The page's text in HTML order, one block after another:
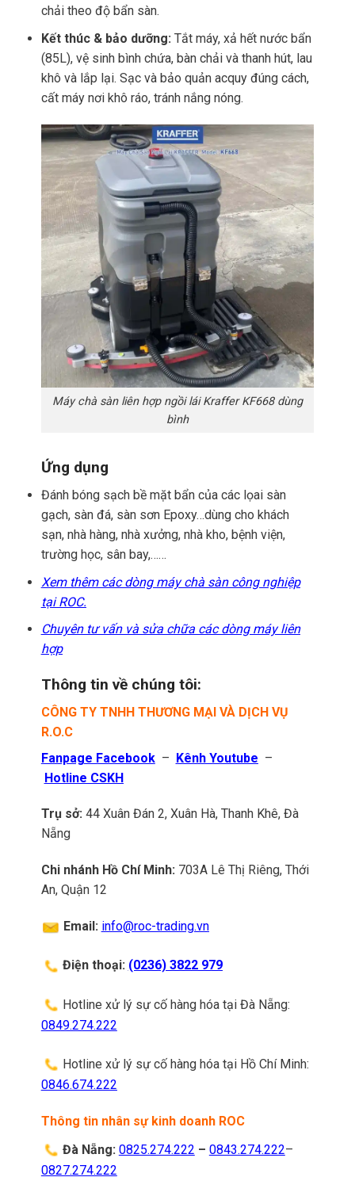
chải theo độ bẩn sàn.
Kết thúc & bảo dưỡng: Tắt máy, xả hết nước bẩn
(85L), vệ sinh bình chứa, bàn chải và thanh hút, lau
khô và lắp lại. Sạc và bảo quản acquy đúng cách,
cất máy nơi khô ráo, tránh nắng nóng.
Máy chà sàn liên hợp ngồi lái Kraffer KF668 dùng
bình
Ứng dụng
Đánh bóng sạch bề mặt bẩn của các lọai sàn
gạch, sàn đá, sàn sơn Epoxy…dùng cho khách
sạn, nhà hàng, nhà xưởng, nhà kho, bệnh viện,
trường học, sân bay,……
Xem thêm các dòng máy chà sàn công nghiệp
tại ROC.
Chuyên tư vấn và sửa chữa các dòng máy liên
hợp
Thông tin về chúng tôi:
CÔNG TY TNHH THƯƠNG MẠI VÀ DỊCH VỤ
R.O.C
Fanpage Facebook – Kênh Youtube –
Hotline CSKH
Trụ sở: 44 Xuân Đán 2, Xuân Hà, Thanh Khê, Đà
Nẵng
Chi nhánh Hồ Chí Minh: 703A Lê Thị Riêng, Thới
An, Quận 12
Email: info@roc-trading.vn
Điện thoại: (0236) 3822 979
Hotline xử lý sự cố hàng hóa tại Đà Nẵng:
0849.274.222
Hotline xử lý sự cố hàng hóa tại Hồ Chí Minh:
0846.674.222
Thông tin nhân sự kinh doanh ROC
Đà Nẵng: 0825.274.222 – 0843.274.222–
0827.274.222